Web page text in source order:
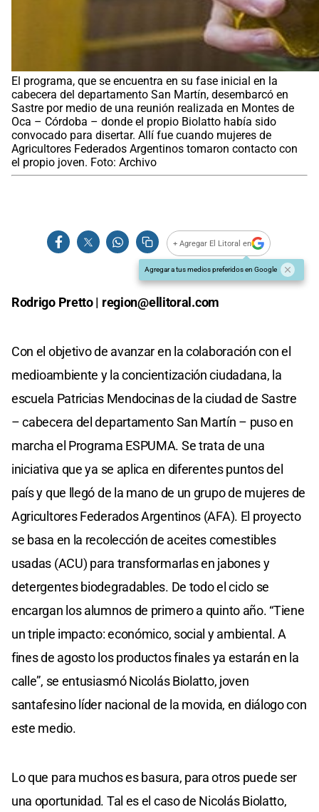
El programa, que se encuentra en su fase inicial en la
cabecera del departamento San Martín, desembarcó en
Sastre por medio de una reunión realizada en Montes de
Oca – Córdoba – donde el propio Biolatto había sido
convocado para disertar. Allí fue cuando mujeres de
Agricultores Federados Argentinos tomaron contacto con
el propio joven. Foto: Archivo
+ Agregar El Litoral en
Agregar a tus medios preferidos en Google
Rodrigo Pretto | region@ellitoral.com
Con el objetivo de avanzar en la colaboración con el
medioambiente y la concientización ciudadana, la
escuela Patricias Mendocinas de la ciudad de Sastre
– cabecera del departamento San Martín – puso en
marcha el Programa ESPUMA. Se trata de una
iniciativa que ya se aplica en diferentes puntos del
país y que llegó de la mano de un grupo de mujeres de
Agricultores Federados Argentinos (AFA). El proyecto
se basa en la recolección de aceites comestibles
usadas (ACU) para transformarlas en jabones y
detergentes biodegradables. De todo el ciclo se
encargan los alumnos de primero a quinto año. “Tiene
un triple impacto: económico, social y ambiental. A
fines de agosto los productos finales ya estarán en la
calle”, se entusiasmó Nicolás Biolatto, joven
santafesino líder nacional de la movida, en diálogo con
este medio.
Lo que para muchos es basura, para otros puede ser
una oportunidad. Tal es el caso de Nicolás Biolatto,